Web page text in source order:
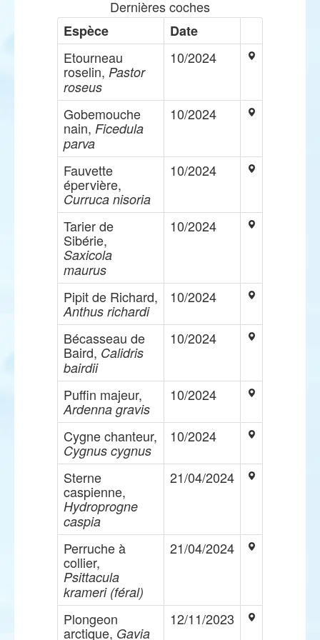
Dernières coches
Espèce
Date
Etourneau
roselin, Pastor
roseus
10/2024
Gobemouche
nain, Ficedula
parva
10/2024
Fauvette
épervière,
Curruca nisoria
10/2024
Tarier de
Sibérie,
Saxicola
maurus
10/2024
Pipit de Richard,
Anthus richardi
10/2024
Bécasseau de
Baird, Calidris
bairdii
10/2024
Puffin majeur,
Ardenna gravis
10/2024
Cygne chanteur,
Cygnus cygnus
10/2024
Sterne
caspienne,
Hydroprogne
caspia
21/04/2024
Perruche à
collier,
Psittacula
krameri (féral)
21/04/2024
Plongeon
arctique, Gavia
12/11/2023